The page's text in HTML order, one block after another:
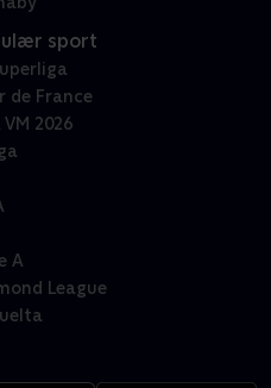
sport
de France
VM 2026
A
League